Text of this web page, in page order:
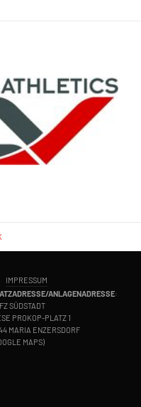
IMPRESSUM
ANLAGENADRESSE:
SÜDSTADT
PROKOP-PLATZ 1
MARIA ENZERSDORF
MAPS)